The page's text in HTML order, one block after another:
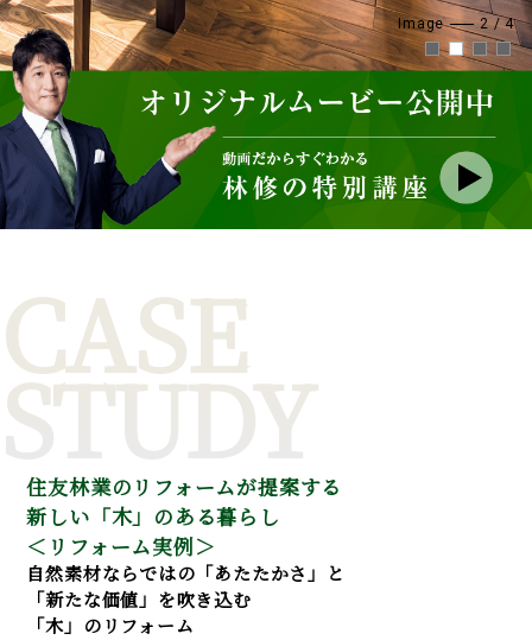
Image 3 /4
CASE
STUDY
住友林業のリフォームが提案する
新しい「木」のある暮らし
＜リフォーム実例＞
自然素材ならではの「あたたかさ」と
「新たな価値」を吹き込む
「木」のリフォーム